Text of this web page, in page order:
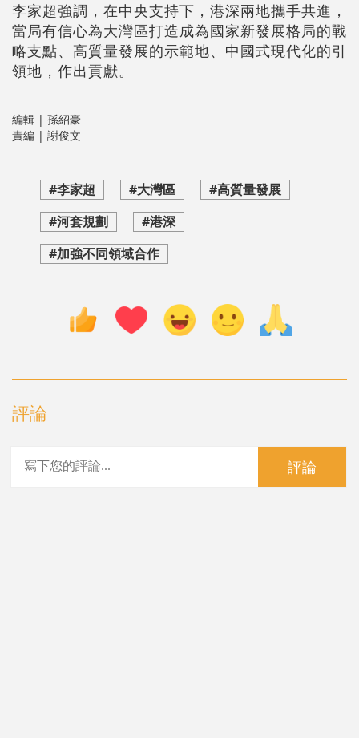
李家超強調，在中央支持下，港深兩地攜手共進，
當局有信心為大灣區打造成為國家新發展格局的戰
略支點、高質量發展的示範地、中國式現代化的引
領地，作出貢獻。
編輯 | 孫紹豪
責編 | 謝俊文
#李家超 #大灣區
#高質量發展
#河套規劃
#港深
#加強不同領域合作
評論
評論